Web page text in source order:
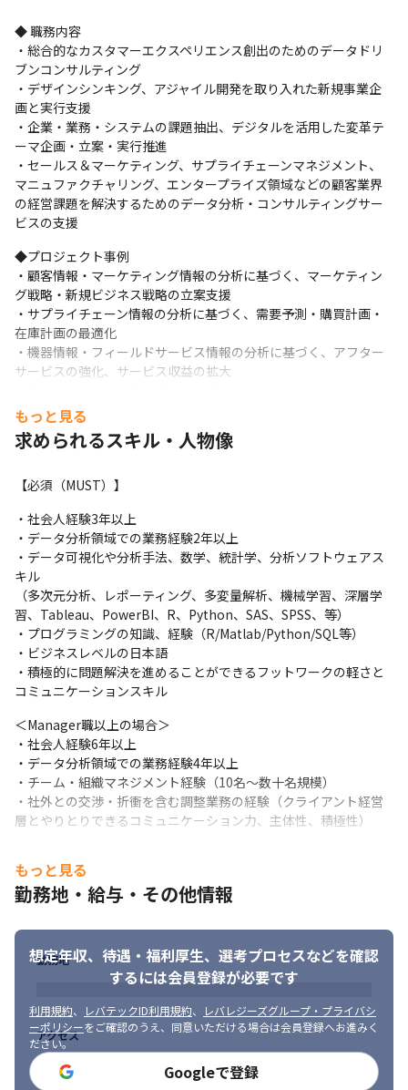
◆ 職務内容
・総合的なカスタマーエクスペリエンス創出のためのデータドリ
ブンコンサルティング
・デザインシンキング、アジャイル開発を取り入れた新規事業企
画と実行支援
・企業・業務・システムの課題抽出、デジタルを活用した変革テ
ーマ企画・立案・実行推進
・セールス＆マーケティング、サプライチェーンマネジメント、
マニュファクチャリング、エンタープライズ領域などの顧客業界
の経営課題を解決するためのデータ分析・コンサルティングサー
ビスの支援
◆プロジェクト事例
・顧客情報・マーケティング情報の分析に基づく、マーケティン
グ戦略・新規ビジネス戦略の立案支援
・サプライチェーン情報の分析に基づく、需要予測・購買計画・
在庫計画の最適化
・機器情報・フィールドサービス情報の分析に基づく、アフター
サービスの強化、サービス収益の拡大
スマートファクトリー化の支援
・アナリティクス・AIの適用によるバックエンドシステムのイン
テリジェント化支援
業、経営参画
戦略検討・実行プロジェクト
・クライアント内次世代型アナリティクス専門組織の立ち上げ支
援、ケイパビリティ獲得・向上サポート
・AIテクノロジーを活用した営業・マーケティング業務高度化
（高度化余地検討～Tech導入～業務変革～効果創出）
面談を通じて適切なポジションをご提案させていただきます。な
お、ご自身でご応募いただいた場合には、選考のプロセス上、面
談を実施しない場合がございますので、あらかじめご了承くださ
い。
もっと見る
求められるスキル・人物像
【必須（MUST）】
・社会人経験3年以上
・データ分析領域での業務経験2年以上
・データ可視化や分析手法、数学、統計学、分析ソフトウェアス
キル
（多次元分析、レポーティング、多変量解析、機械学習、深層学
習、Tableau、PowerBI、R、Python、SAS、SPSS、等）
・プログラミングの知識、経験（R/Matlab/Python/SQL等）
・ビジネスレベルの日本語
・積極的に問題解決を進めることができるフットワークの軽さと
コミュニケーションスキル
＜Manager職以上の場合＞
・社会人経験6年以上
・データ分析領域での業務経験4年以上
・チーム・組織マネジメント経験（10名～数十名規模）
・社外との交渉・折衝を含む調整業務の経験（クライアント経営
層とやりとりできるコミュニケーション力、主体性、積極性）
・コンサルティング経験
・ビッグデータ分析・解析に係るプロジェクトの経験
・英語を用いた実務経験（ビジネスレベルの英語力、TOEIC750点
以上、海外常駐経験等）
＜Manager職以上の場合＞
・ビッグデータ分析・解析に係るプロジェクトの経験
・英語を用いた実務経験（ビジネスレベルの英語力、TOEIC750点
以上、海外常駐経験等）
もっと見る
勤務地・給与・その他情報
想定年収、待遇・福利厚生、 選考プロセスなどを確認
するには会員登録が必要です
利用規約、 レバテックID利用規約、
レバレジーズグループ・プライバシ
ーポリシーをご確認のうえ、同意いただける場合は会員登録へお進みく
ださい。
Googleで登録
勤務地
アクセス